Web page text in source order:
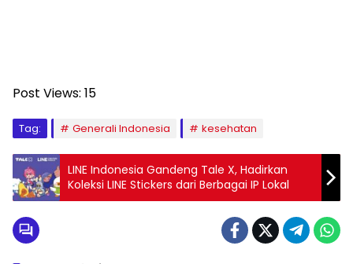
Post Views: 15
Tag: Generali Indonesia kesehatan
LINE Indonesia Gandeng Tale X, Hadirkan
Koleksi LINE Stickers dari Berbagai IP Lokal